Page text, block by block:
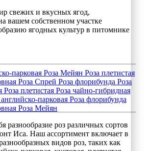
свежих и вкусных ягод,
вашем собственном участке
ягодных культур в питомнике
парковая Роза Мейян Роза плетистая
Роза Спрей Роза флорибунда Роза
Роза плетистая Роза чайно-гибридная
парковая Роза флорибунда
Роза Мейян
разнообразие роз различных сортов
Иса. Наш ассортимент включает в
видов роз, таких как